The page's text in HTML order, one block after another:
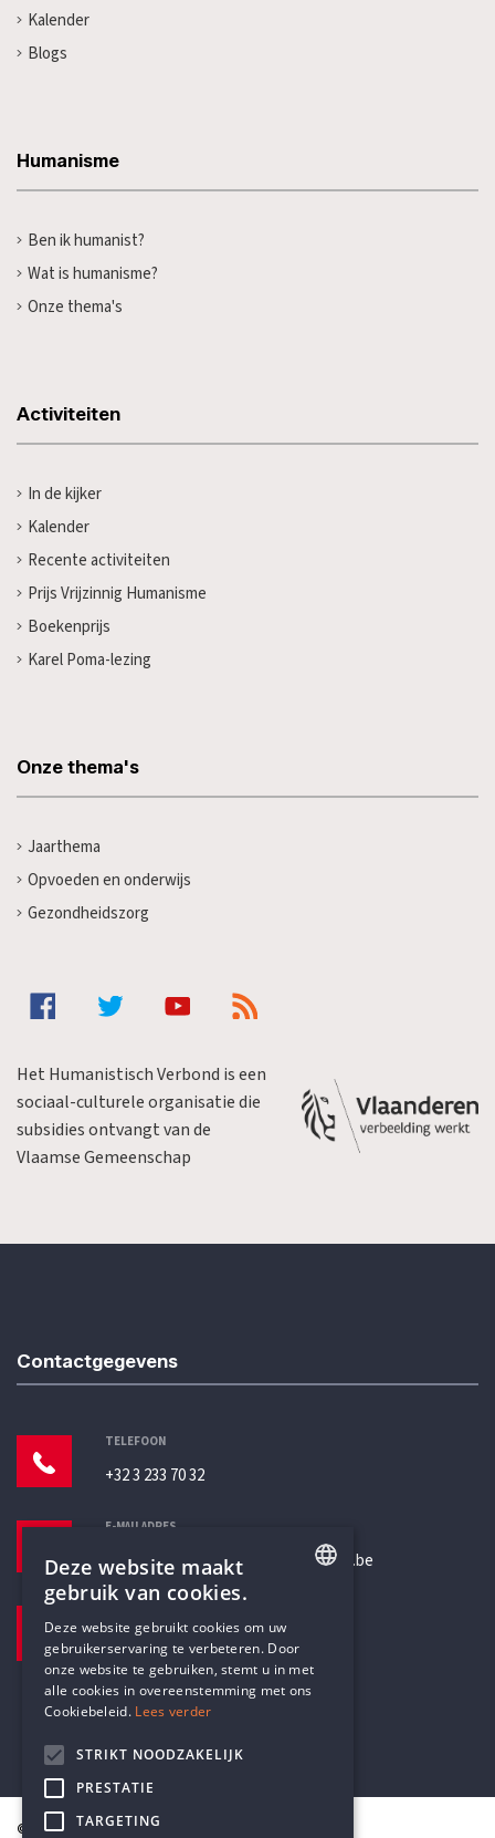
Kalender
Blogs
Humanisme
Ben ik humanist?
Wat is humanisme?
Onze thema's
Activiteiten
In de kijker
Kalender
Recente activiteiten
Prijs Vrijzinnig Humanisme
Boekenprijs
Karel Poma-lezing
Onze thema's
Jaarthema
Opvoeden en onderwijs
Gezondheidszorg
Het Humanistisch Verbond is een
sociaal-culturele organisatie die
subsidies ontvangt van de
Vlaamse Gemeenschap
Contactgegevens
TELEFOON
+32 3 233 70 32
E-MAILADRES
secretariaat@humanistischverbond.be
Pottenbrug 4
Antwerpen, 2000
© Humanistisch Verbond 2026
DUTCH
Deze website maakt
gebruik van cookies.
Deze website gebruikt cookies om uw
gebruikerservaring te verbeteren. Door
onze website te gebruiken, stemt u in met
alle cookies in overeenstemming met ons
Cookiebeleid. Lees verder
STRIKT NOODZAKELIJK
PRESTATIE
TARGETING